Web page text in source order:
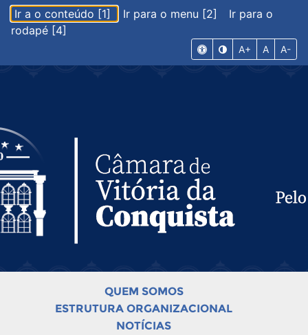
Ir a o conteúdo [1] Ir para o menu [2]
Ir para o
rodapé [4]
A+ A A-
QUEM SOMOS
ESTRUTURA ORGANIZACIONAL
NOTÍCIAS